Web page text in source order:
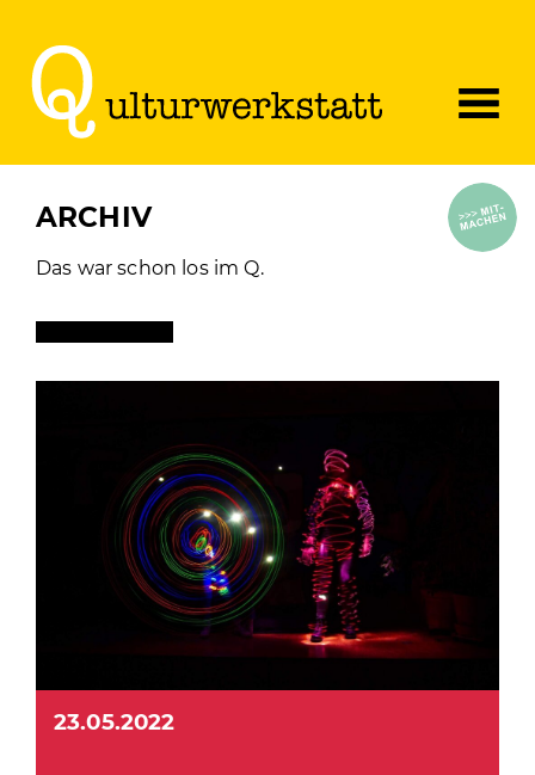
VERANSTALTUNGEN
WERKSTATT-QAFÉ
QULTURWERKSTATT E. V.
KONTAKT
ARCHIV
Das war schon los im Q.
23.05.2022